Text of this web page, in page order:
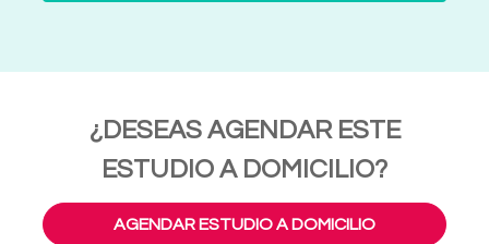
¿DESEAS AGENDAR ESTE
ESTUDIO A DOMICILIO?
AGENDAR ESTUDIO A DOMICILIO